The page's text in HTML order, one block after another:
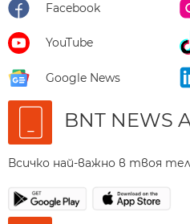
Facebook
YouTube
Google News
BNT NEWS
Всичко най-важно в твоя